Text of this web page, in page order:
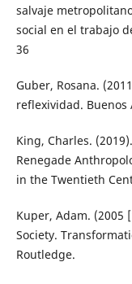
salvaje
social en el trabajo
36
Guber, Rosana.
reflexividad. Buenos
King, Charles.
Renegade
in the Twentieth
Kuper, Adam. (2005
Society.
Routledge.